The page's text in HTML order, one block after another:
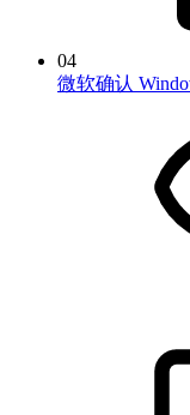
04
微软确认